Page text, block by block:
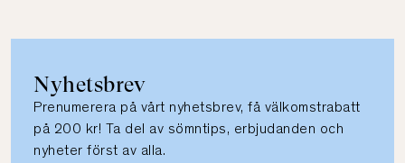
Nyhetsbrev
Prenumerera på vårt nyhetsbrev, få välkomstrabatt
på 200 kr! Ta del av sömntips, erbjudanden och
nyheter först av alla.